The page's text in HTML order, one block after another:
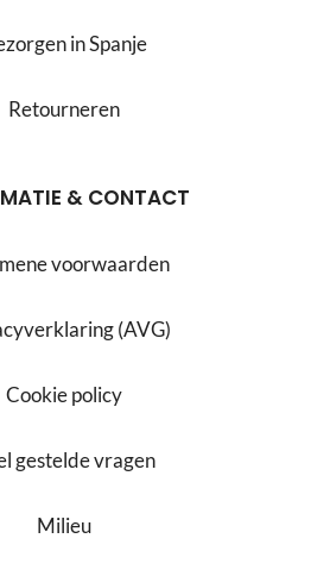
in Spanje
Retourneren
& CONTACT
voorwaarden
(AVG)
Cookie policy
gestelde vragen
Milieu